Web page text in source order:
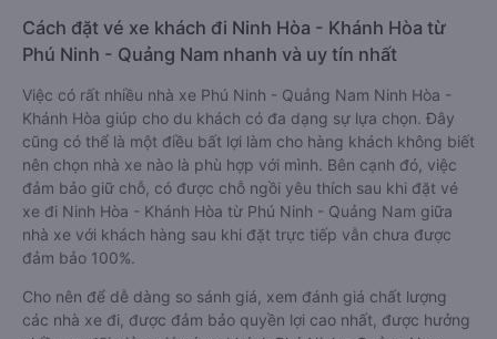
Cách đặt vé xe khách đi Ninh Hòa - Khánh Hòa từ
Phú Ninh - Quảng Nam nhanh và uy tín nhất
Việc có rất nhiều nhà xe Phú Ninh - Quảng Nam Ninh Hòa -
Khánh Hòa giúp cho du khách có đa dạng sự lựa chọn. Đây
cũng có thể là một điều bất lợi làm cho hàng khách không biết
nên chọn nhà xe nào là phù hợp với mình. Bên cạnh đó, việc
đảm bảo giữ chỗ, có được chỗ ngồi yêu thích sau khi đặt vé
xe đi Ninh Hòa - Khánh Hòa từ Phú Ninh - Quảng Nam giữa
nhà xe với khách hàng sau khi đặt trực tiếp vẫn chưa được
đảm bảo 100%.
Cho nên để dễ dàng so sánh giá, xem đánh giá chất lượng
các nhà xe đi, được đảm bảo quyền lợi cao nhất, được hưởng